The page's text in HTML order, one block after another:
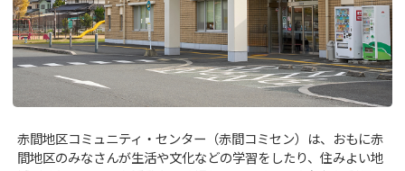
赤間地区コミュニティ・センター（赤間コミセン）は、おもに赤
間地区のみなさんが生活や文化などの学習をしたり、住みよい地